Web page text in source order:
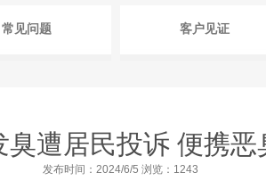
常见问题 客户见证
遭居民投诉 便携
发布时间：2024/6/5 浏览：1243